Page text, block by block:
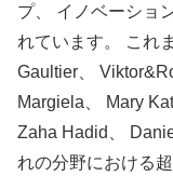
プ、 イノベーショ
れています。 これ
Gaultier、
Margiela、 Mary
Zaha Hadid、
れの分野における